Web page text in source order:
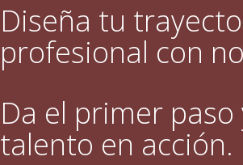
Diseña tu
profesional con
Da el primer
talento en acción.